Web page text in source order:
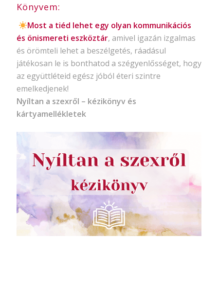
Könyvem:
Most a tiéd lehet egy olyan kommunikációs
és önismereti eszköztár, amivel igazán izgalmas
és örömteli lehet a beszélgetés, ráadásul
játékosan le is bonthatod a szégyenlősséget, hogy
az együttléteid egész jóból éteri szintre
emelkedjenek!
Nyíltan a szexről – kézikönyv és
kártyamellékletek